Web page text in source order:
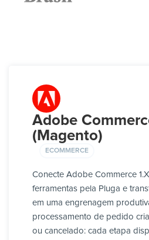
Adobe
(Magento)
ECOMMERCE
Conecte Adobe Commerce
ferramentas pela Pluga e
em uma engrenagem
processamento de pedido
ou cancelado: cada etapa